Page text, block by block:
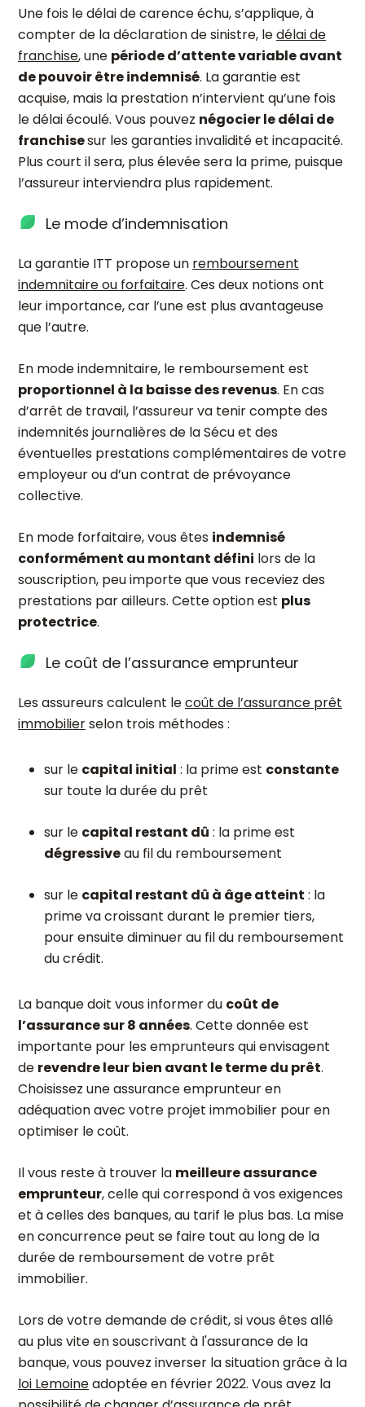
Une fois le délai de carence échu, s’applique, à
compter de la déclaration de sinistre, ledélai de
franchise, une période d’attente variable avant
de pouvoir être indemnisé. La garantie est
acquise, mais la prestation n’intervient qu’une fois
le délai écoulé. Vous pouvez négocier le délai de
franchisesur les garanties invalidité et incapacité.
Plus court il sera, plus élevée sera la prime, puisque
l’assureur interviendra plus rapidement.
Le mode d’indemnisation
La garantie ITT propose un remboursement
indemnitaire ou forfaitaire. Ces deux notions ont
leur importance, car l’une est plus avantageuse
que l’autre.
En mode indemnitaire, le remboursement est
proportionnel à la baisse des revenus. En cas
d’arrêt de travail, l’assureur va tenir compte des
indemnités journalières de la Sécu et des
éventuelles prestations complémentaires de votre
employeur ou d’un contrat de prévoyance
collective.
En mode forfaitaire, vous êtes indemnisé
conformément au montant défini lors de la
souscription, peu importe que vous receviez des
prestations par ailleurs. Cette option est plus
protectrice.
Le coût de l’assurance emprunteur
Les assureurs calculent lecoût de l’assurance prêt
immobilierselon trois méthodes :
sur le capital initial : la prime est constante
sur toute la durée du prêt
sur le capital restant dû : la prime est
dégressiveau fil du remboursement
sur le capital restant dû à âge atteint : la
prime va croissant durant le premier tiers,
pour ensuite diminuer au fil du remboursement
du crédit.
La banque doit vous informer du coût de
l’assurance sur 8 années. Cette donnée est
importante pour les emprunteurs qui envisagent
de revendre leur bien avant le terme du prêt.
Choisissez une assurance emprunteur en
adéquation avec votre projet immobilier pour en
optimiser le coût.
Il vous reste à trouver la meilleure assurance
emprunteur, celle qui correspond à vos exigences
et à celles des banques, au tarif le plus bas. La mise
en concurrence peut se faire tout au long de la
durée de remboursement de votre prêt
immobilier.
Lors de votre demande de crédit, si vous êtes allé
au plus vite en souscrivant à l'assurance de la
banque, vous pouvez inverser la situation grâce à la
loi Lemoineadoptée en février 2022. Vous avez la